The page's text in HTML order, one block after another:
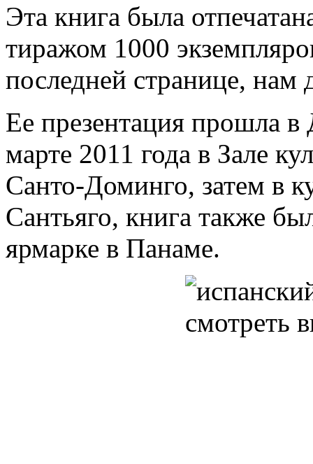
Эта книга была
тиражом 1000
последней странице, нам
Ее презентация прошла
марте 2011 года в Зале
Санто-Доминго, затем в
Сантьяго, книга также
ярмарке в Панаме.